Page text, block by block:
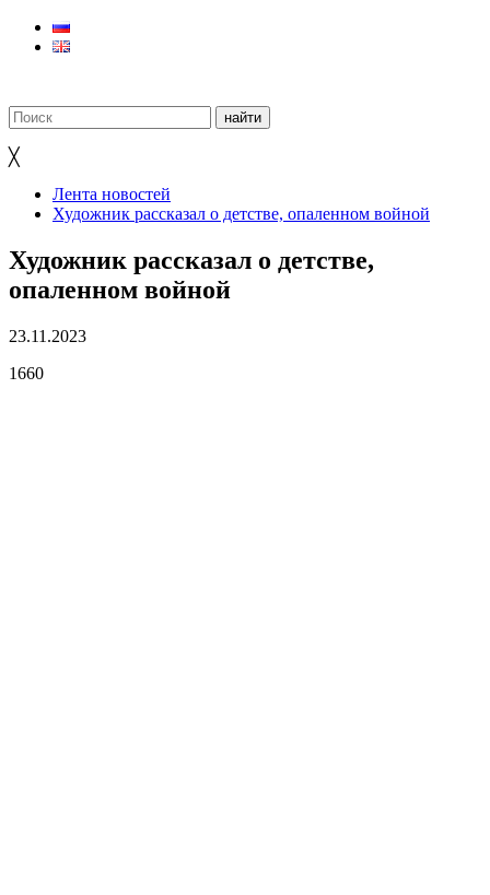
╳
Лента новостей
Художник рассказал о детстве, опаленном войной
Художник рассказал о детстве,
опаленном войной
23.11.2023
1660